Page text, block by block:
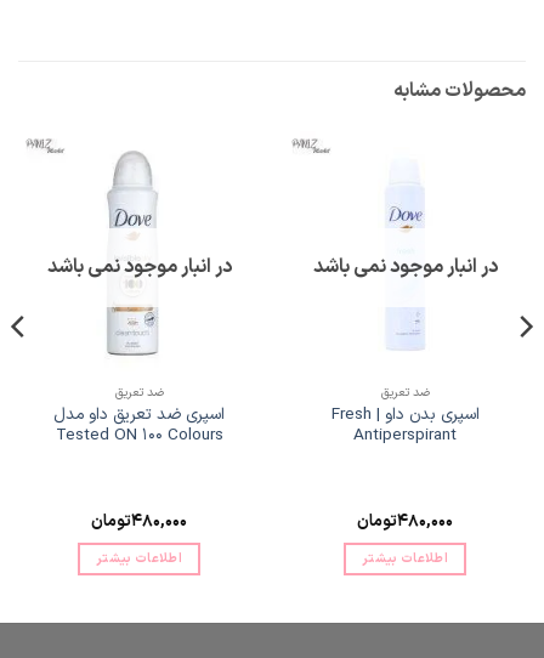
محصولات مشابه
در انبار موجود نمی باشد
ضد تعریق
اسپری بدن داو | Fresh
Antiperspirant
480,000تومان
اطلاعات بیشتر
در انبار موجود نمی باشد
ضد تعریق
اسپری ضد تعریق داو مدل
Tested ON 100 Colours
480,000تومان
اطلاعات بیشتر